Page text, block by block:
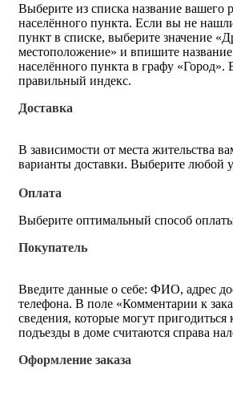
Выберите из списка название вашего
населённого пункта. Если вы не
пункт в списке, выберите значение
местоположение» и впишите название
населённого пункта в графу «Город».
правильный индекс.
Доставка
В зависимости от места жительства
варианты доставки. Выберите любой
Оплата
Выберите оптимальный способ
Покупатель
Введите данные о себе: ФИО, адрес
телефона. В поле «Комментарии к
сведения, которые могут пригодиться
подъезды в доме считаются справа
Оформление заказа